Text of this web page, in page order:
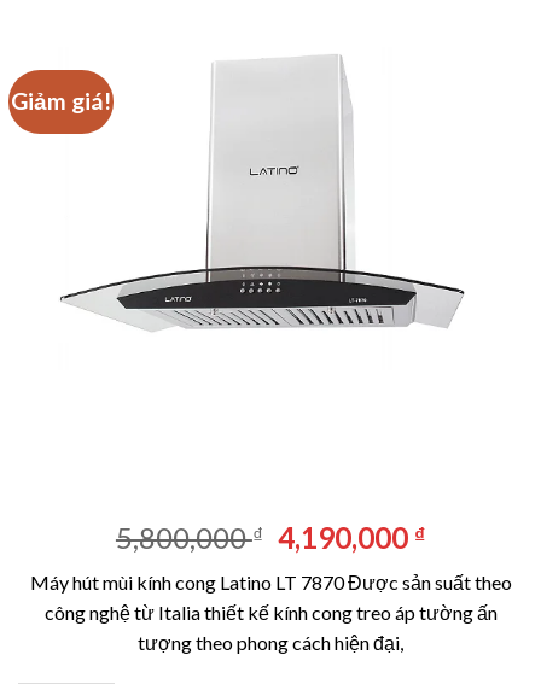
Giảm giá!
5,800,000₫ Giá
gốc
là:
5,800,000 ₫.
4,190,000 ₫Giá
hiện
tại
là:
Máy hút mùi kính cong Latino LT 7870 Được sản suất theo
công nghệ từ Italia thiết kế kính cong treo áp tường ấn
tượng theo phong cách hiện đại,